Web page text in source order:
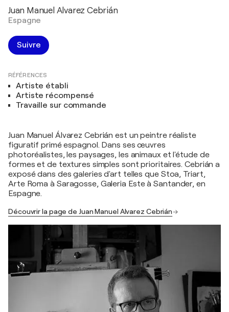
Juan Manuel Alvarez Cebrián
Espagne
Suivre
RÉFÉRENCES
Artiste établi
Artiste récompensé
Travaille sur commande
Juan Manuel Álvarez Cebrián est un peintre réaliste
figuratif primé espagnol. Dans ses œuvres
photoréalistes, les paysages, les animaux et l'étude de
formes et de textures simples sont prioritaires. Cebrián a
exposé dans des galeries d'art telles que Stoa, Triart,
Arte Roma à Saragosse, Galeria Este à Santander, en
Espagne.
Découvrir la page de Juan Manuel Alvarez Cebrián